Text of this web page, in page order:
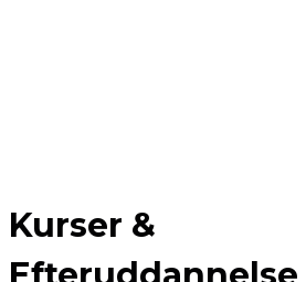
Kurser &